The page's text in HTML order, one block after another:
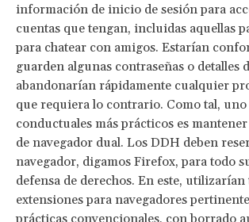
información de inicio de sesión para
cuentas que tengan, incluidas aquellas
para chatear con amigos. Estarían
guarden algunas contraseñas o detalles
abandonarían rápidamente cualquier
que requiera lo contrario. Como tal, uno
conductuales más prácticos es
de navegador dual. Los DDH deben
navegador, digamos Firefox, para todo
defensa de derechos. En este, utilizarían
extensiones para navegadores
prácticas convencionales, con borrado